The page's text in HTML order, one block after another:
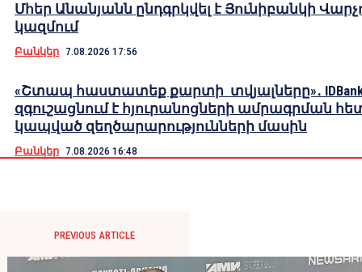
Մհեր Անանյանն ընդգրկվել է Յունիբանկի
կազմում
Բանկեր 7.08.2026 17:56
«Շտապ հաստատեք քարտի տվյալները»․
զգուշացնում է հյուրանոցների ամրագրման
կապված զեղծարարությունների մասին
Բանկեր 7.08.2026 16:48
PREVIOUS ARTICLE